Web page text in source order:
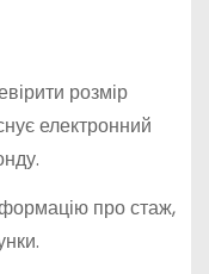
розмір
електронний
про стаж,